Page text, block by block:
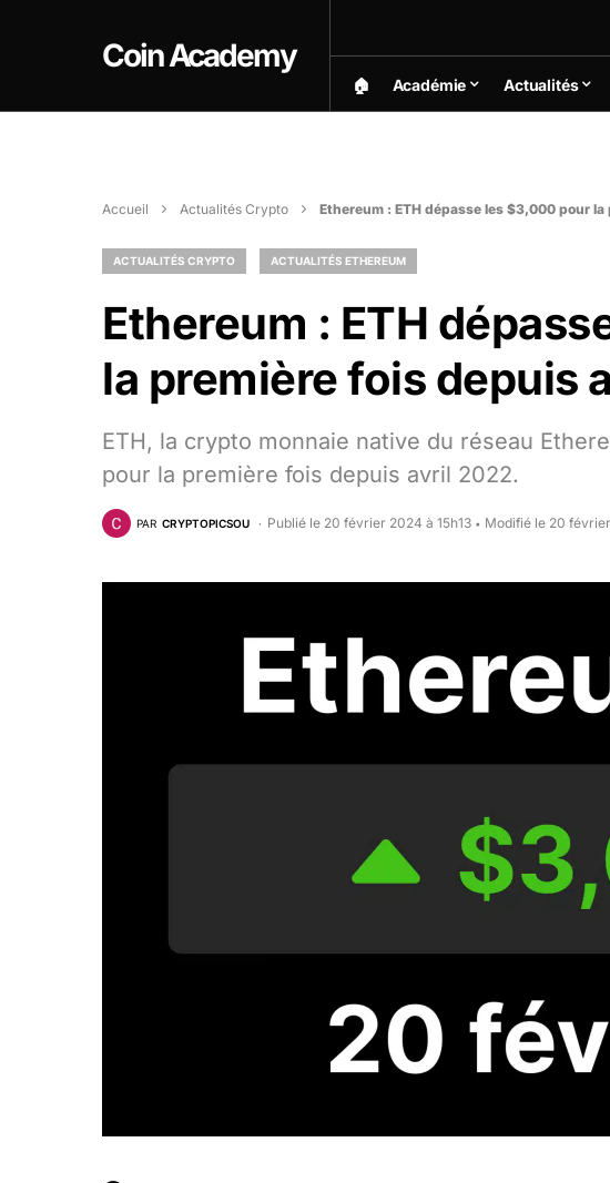
Coin Academy
🏠︎ Académie Actualités
Accueil Actualités Crypto Ethereum : ETH dépasse les $3,000 pour
ACTUALITÉS CRYPTO ACTUALITÉS ETHEREUM
Ethereum : ETH
la première fois depuis
ETH, la crypto monnaie native du réseau
pour la première fois depuis avril 2022.
PAR CRYPTOPICSOU Publié le 20 février 2024 à 15h13 • Modifié le 20